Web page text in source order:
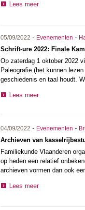
Lees meer
05/09/2022 - Evenementen -
Schrift-ure 2022: Finale
Op zaterdag 1 oktober 2022
Paleografie (het kunnen
geschiedenis en taal houdt.
Lees meer
04/09/2022 - Evenementen -
Archieven van
Familiekunde Vlaanderen
op heden een relatief
archieven vormen dan ook
Lees meer